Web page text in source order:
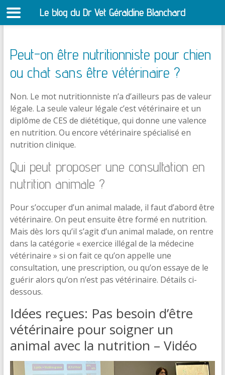
Peut-on être nutritionniste pour chien
ou chat sans être vétérinaire ?
Non. Le mot nutritionniste n’a d’ailleurs pas de valeur
légale. La seule valeur légale c’est vétérinaire et un
diplôme de CES de diététique, qui donne une valence
en nutrition. Ou encore vétérinaire spécialisé en
nutrition clinique.
Qui peut proposer une consultation en
nutrition animale ?
Pour s’occuper d’un animal malade, il faut d’abord être
vétérinaire. On peut ensuite être formé en nutrition.
Mais dès lors qu’il s’agit d’un animal malade, on rentre
dans la catégorie « exercice illégal de la médecine
vétérinaire » si on fait ce qu’on appelle une
consultation, une prescription, ou qu’on essaye de le
guérir alors qu’on n’est pas vétérinaire. Détails ci-
dessous.
Idées reçues: Pas besoin d’être
vétérinaire pour soigner un
animal avec la nutrition – Vidéo
Le blog du Dr Vet Géraldine Blanchard